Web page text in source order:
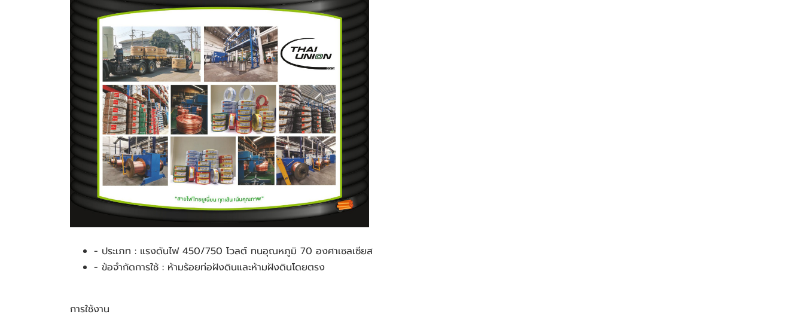
- ประเภท : แรงดันไฟ 450/750 โวลต์ ทนอุณหภูมิ 70 องศาเซลเซียส
- ข้อจำกัดการใช้ : ห้ามร้อยท่อฝังดินและห้ามฝังดินโดยตรง
การใช้งาน